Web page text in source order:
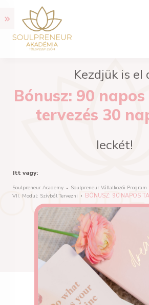
Kezdjük is el
Bónusz: 90
tervezés 30
leckét!
Itt vagy:
Soulpreneur Academy
Soulpreneur Vállalkozói Program
VII. Modul: Szívből Tervezni